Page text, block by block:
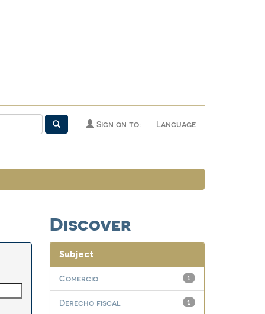
Language
Sign on to:
Discover
Subject
1
Comercio
1
Derecho fiscal